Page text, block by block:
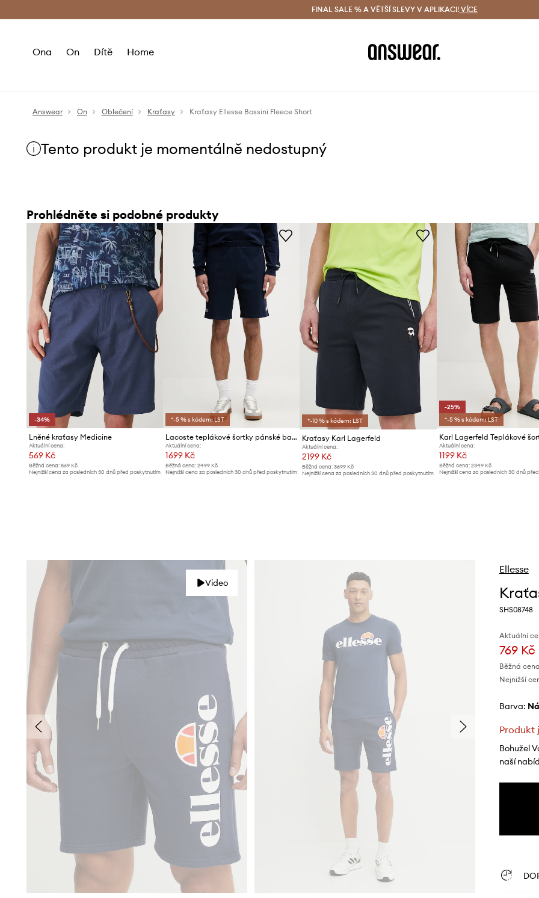
Doručení a vrácení zdarma (od 1800 Kč) Doručení i do 24 h
FINAL SALE % A VĚTŠÍ SLEVY V APLIKACI! VÍCE
Ona On Dítě Home
Answear On Oblečení Kraťasy Kraťasy Ellesse Bossini Fleece Short
Tento produkt je momentálně nedostupný
Prohlédněte si podobné produkty
-34%
Lněné kraťasy Medicine
Aktuální cena:
569 Kč
Běžná cena: 869 Kč
Nejnižší cena za posledních 30 dnů před poskytnutím
*-5 % s kódem: LST
Lacoste teplákové šortky pánské bavlněné
Aktuální cena:
1699 Kč
Běžná cena:2499 Kč
Nejnižší cena za posledních 30 dnů před poskytnutím
*-10 % s kódem: LST
Kraťasy Karl Lagerfeld
Aktuální cena:
2199 Kč
Běžná cena: 3699 Kč
Nejnižší cena za posledních 30 dnů před poskytnutím
-25%
*-5 % s kódem: LST
Aktuální cena:
1199 Kč
Běžná cena: 2349 Kč
Nejnižší cena za posledních 30 dnů
Video
Ellesse
SHS08748
Aktuální
769 Kč
Běžná
Nejnižší
Barva:
Produkt
Bohužel
naší